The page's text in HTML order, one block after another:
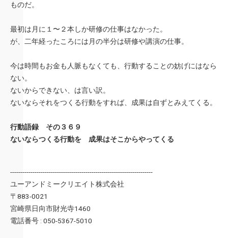
ものだ。
最初は月に１〜２本しか研修の仕事はなかった。
が、二年経ったころには月の半分は研修や講演の仕事。
今は時間もお金も人脈もなくても、行動することの妨げにはなら
ない。
ないからできない、は言い訳。
ないならそれをつくる行動をすれば、成果は自ずとみえてくる。
行動語録 その３６９
ないならつくる行動を 成果はそこからやってくる
----------------------------------------------------------------------
ユーアンドミークリエイト株式会社
〒883-0021
宮崎県日向市財光寺1460
電話番号 : 050-5367-5010